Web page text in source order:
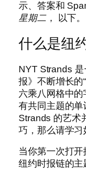
示、答案和
星期二， 以下。
什么是纽
NYT Strands
报》不断增长的
六乘八网格中
有共同主题的
Strands 的艺术
巧，那么请学习
当你第一次打
纽约时报链的